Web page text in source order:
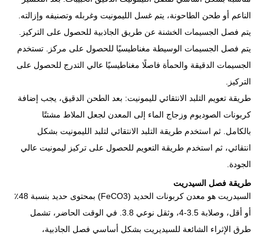
الناعم أو طحن الطاحونة، يتم غسل الليمونيت وغربله وتصنيفه وإزالته.
يتم فصل الجسيمات الخشنة عن طريق الجاذبية للحصول على التركيز.
يتم فصل الجسيمات الوسيطة مغناطيسيًا للحصول على مركز. تستخدم
الجسيمات الدقيقة والحمأة فاصلًا مغناطيسيًا عالي التدرج للحصول على
التركيز.
طريقة تعويم التلبد الانتقائي لليمونيت: بعد الطحن الدقيق، يجب إضافة
كربونات الصوديوم وزجاج الماء إلى المعدن لجعل الملاط مشتتًا
بالكامل. ثم استخدم طريقة التلبد الانتقائي لتلبد الليمونيت بشكل
انتقائي، ثم استخدم طريقة التعويم للحصول على تركيز ليمونيت عالي
الجودة.
طريقة فصل السيدريت
السيدريت هو معدن كربونات الحديد (FeCO3) بمحتوى حديد بنسبة 48٪
أو أقل، وصلابة 3.5-4، وثقل نوعي 3.8. في الوقت الحاضر، تشمل
طرق الإثراء الشائعة للسيديريت بشكل أساسي فصل الجاذبية،